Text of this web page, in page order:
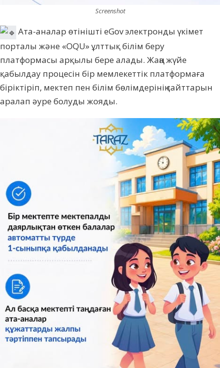
Screenshot
Ата-аналар өтінішті eGov электронды үкімет
порталы және «OQU» ұлттық білім беру
платформасы арқылы бере алады. Жаңа жүйе
қабылдау процесін бір мемлекеттік платформаға
біріктіріп, мектеп пен білім бөлімдерінің сайттарын
аралап әуре болуды жояды.